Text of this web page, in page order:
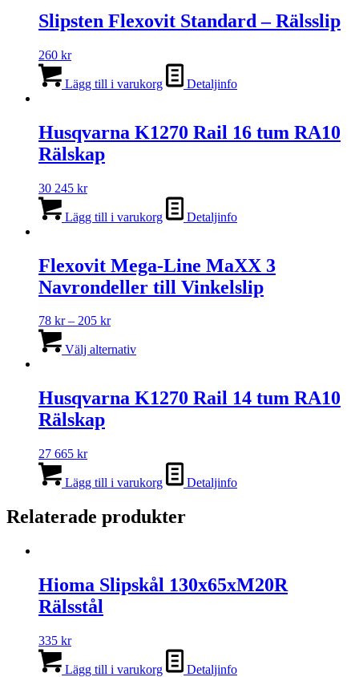
Slipsten Flexovit Standard – Rälsslip
260 kr
Lägg till i varukorg Detaljinfo
Husqvarna K1270 Rail 16 tum RA10
Rälskap
30 245 kr
Lägg till i varukorg Detaljinfo
Flexovit Mega-Line MaXX 3
Navrondeller till Vinkelslip
78 kr – 205 krPrisintervall:
till
Välj alternativhär
flera
varianter.
väljas
på
produktsidan
Husqvarna K1270 Rail 14 tum RA10
Rälskap
27 665 kr
Lägg till i varukorg Detaljinfo
Relaterade produkter
Hioma Slipskål 130x65xM20R
Rälsstål
335 kr
Lägg till i varukorg Detaljinfo